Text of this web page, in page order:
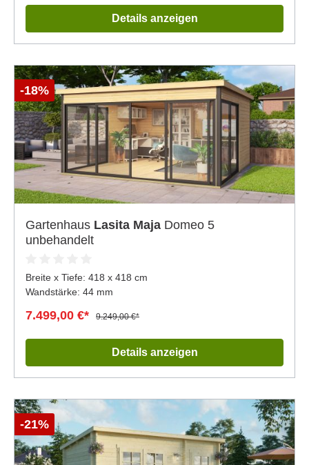
Details anzeigen
-18%
Gartenhaus Lasita Maja
unbehandelt
Breite x Tiefe: 418 x 418 cm
Wandstärke: 44 mm
7.499,00 €* 9.249,00 €*
Details anzeigen
-21%